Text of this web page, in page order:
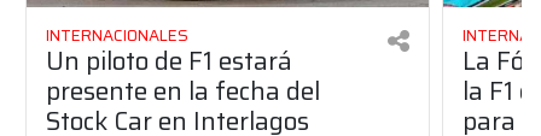
INTERNACIONALES
Un piloto de F1 estará
presente en la fecha del
Stock Car en Interlagos
La
la F1
para